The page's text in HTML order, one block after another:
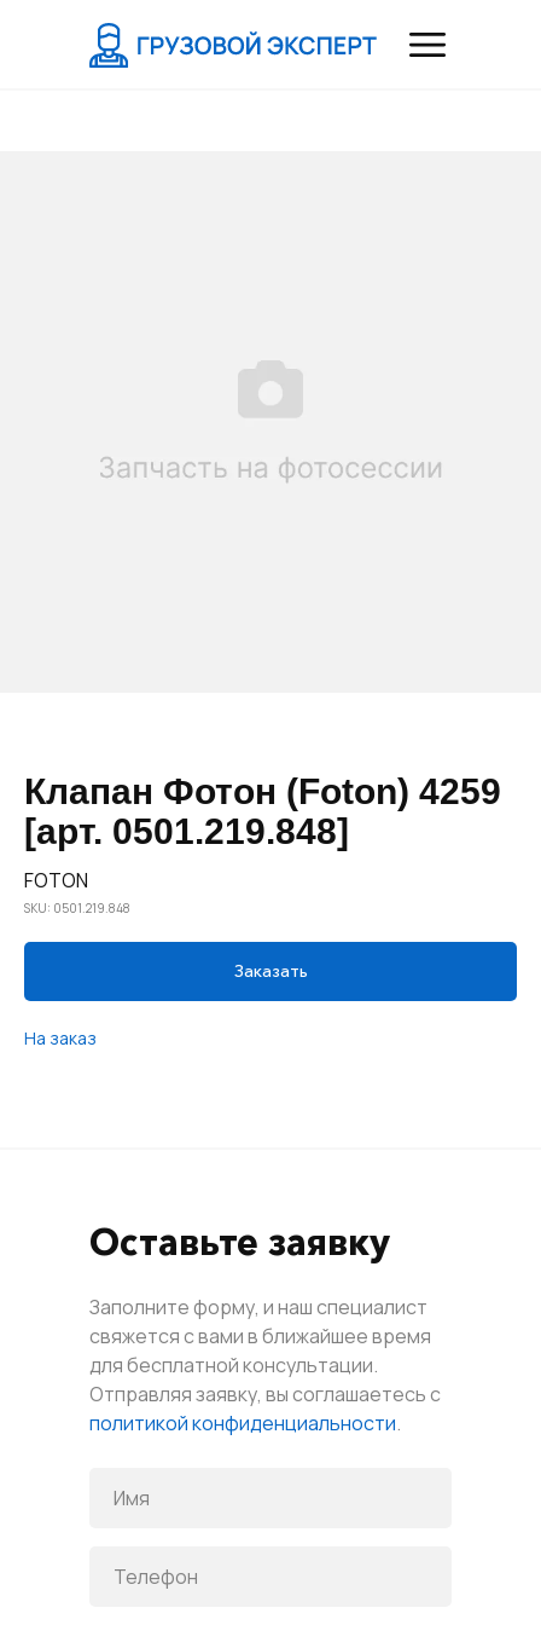
Клапан Фотон (Foton) 4259
[арт. 0501.219.848]
FOTON
SKU: 0501.219.848
Заказать
На заказ
Оставьте заявку
Заполните форму, и наш специалист
свяжется с вами в ближайшее время
для бесплатной консультации.
Отправляя заявку, вы соглашаетесь с
политикой конфиденциальности.